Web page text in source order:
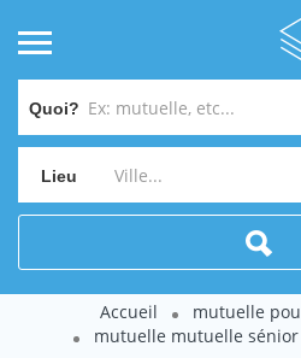
Quoi?
Lieu
Accueil
mutuelle
mutuelle mutuelle sénior